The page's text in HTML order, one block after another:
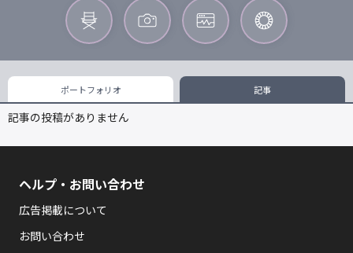
記事
ポートフォリオ
記事の投稿がありません
ヘルプ・お問い合わせ
広告掲載について
お問い合わせ